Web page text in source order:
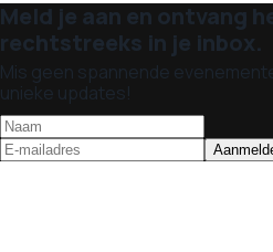
Meld je aan en ontvang
rechtstreeks in je inbox.
Mis geen spannende
unieke updates!